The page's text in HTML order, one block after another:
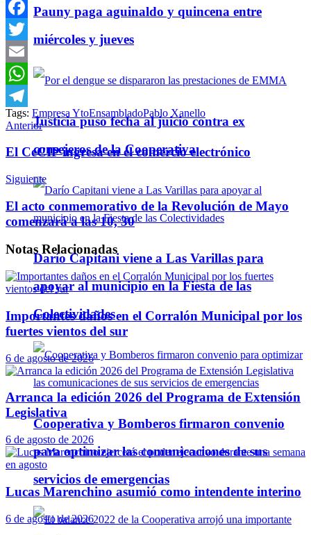
Pauny paga aguinaldo y quincena entre
miércoles y jueves
Justicia puso fecha al juicio contra ex
consejeros de la Cooperativa
Darío Capitani viene a Las Varillas para
apoyar al municipio en la Fiesta de las
Colectividades
Cooperativa y Bomberos firmaron convenio
para optimizar las comunicaciones de sus
servicios de emergencias
Facebook
Twitter
Email
WhatsApp
Telegram
Tags: Empresa YtoEnsambladoPablo Xanello
Anterior
El CeCIP ingresa en el comercio electrónico
Siguiente
El acto conmemorativo de la Revolución de Mayo
comenzará a las 10, 30
Notas Relacionadas
Importantes daños en el Corralón Municipal por los
fuertes vientos del sur
6 de agosto de 2026
Arranca la edición 2026 del Programa de Extensión
Legislativa
6 de agosto de 2026
Lucas Marenchino asumió como intendente interino
6 de agosto de 2026